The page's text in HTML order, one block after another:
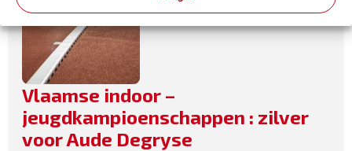
Vlaamse indoor –
jeugdkampioenschappen : zilver
voor Aude Degryse